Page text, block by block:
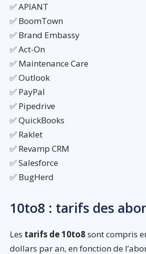
✅ APIANT
✅ BoomTown
✅ Brand Embassy
✅ Act-On
✅ Maintenance Care
✅ Outlook
✅ PayPal
✅ Pipedrive
✅ QuickBooks
✅ Raklet
✅ Revamp CRM
✅ Salesforce
✅ BugHerd
10to8 : tarifs des
Les tarifs de 10to8sont compris
dollars par an, en fonction de